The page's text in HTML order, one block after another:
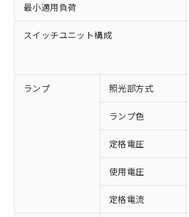
最小適用負荷
スイッチユニット構成
ランプ 照光部方式
ランプ色
定格電圧
使用電圧
定格電流